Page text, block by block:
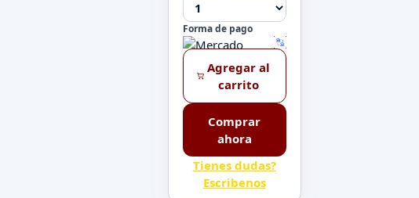
Forma de pago
Agregar al
carrito
Comprar
ahora
Tienes dudas?
Escribenos